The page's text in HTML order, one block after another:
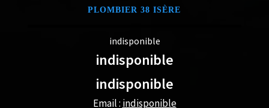
PLOMBIER 38 ISÈRE
indisponible
indisponible
indisponible
Email : indisponible